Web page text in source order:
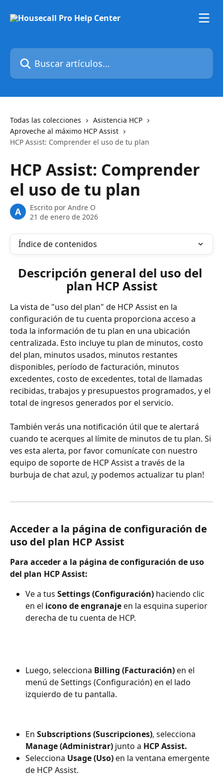
Buscar artículos...
Todas las colecciones
Asistencia HCP
Aproveche al máximo HCP Assist
HCP Assist: Comprender el uso de tu plan
HCP Assist: Comprender
el uso de tu plan
A Escrito por Andre O
21 de enero de 2026
Índice de contenidos
Descripción general del uso del
plan HCP Assist
La vista de "uso del plan" de HCP Assist en la
configuración de tu cuenta proporciona acceso a
toda la información de tu plan en una ubicación
centralizada. Esto incluye tu plan de minutos, costo
del plan, minutos usados, minutos restantes
disponibles, período de facturación, minutos
excedentes, costo de excedentes, total de llamadas
recibidas, trabajos y presupuestos programados, y el
total de ingresos generados por el servicio.
También verás una notificación útil que te alertará
cuando te acerques al límite de minutos de tu plan. Si
ves esta alerta, por favor comunícate con nuestro
equipo de soporte de HCP Assist a través de la
burbuja de chat azul, ¡y podemos actualizar tu plan!
Acceder a la página de configuración de
uso del plan HCP Assist
Para acceder a la página de configuración de uso
del plan HCP Assist:
Ve a tus Settings (Configuración) haciendo clic
en el icono de engranaje en la esquina superior
derecha de tu cuenta de HCP.
Luego, selecciona Billing (Facturación) en el
menú de Settings (Configuración) en el lado
izquierdo de tu pantalla.
En Subscriptions (Suscripciones), selecciona
Manage (Administrar) junto a HCP Assist.
Selecciona Usage (Uso) en la ventana emergente
de HCP Assist.